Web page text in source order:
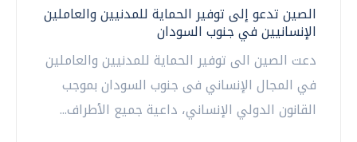
الصين تدعو إلى توفير الحماية للمدنيين والعاملين
الإنسانيين في جنوب السودان
دعت الصين الى توفير الحماية للمدنيين والعاملين
في المجال الإنساني فى جنوب السودان بموجب
القانون الدولي الإنساني، داعية جميع الأطراف...